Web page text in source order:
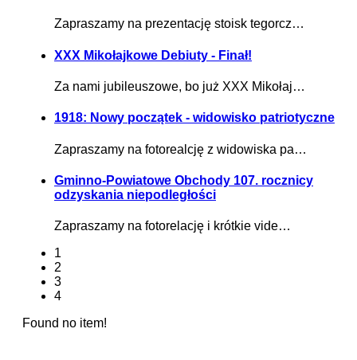
Zapraszamy na prezentację stoisk tegorcz…
XXX Mikołajkowe Debiuty - Finał!
Za nami jubileuszowe, bo już XXX Mikołaj…
1918: Nowy początek - widowisko patriotyczne
Zapraszamy na fotorealcję z widowiska pa…
Gminno-Powiatowe Obchody 107. rocznicy
odzyskania niepodległości
Zapraszamy na fotorelację i krótkie vide…
1
2
3
4
Found no item!